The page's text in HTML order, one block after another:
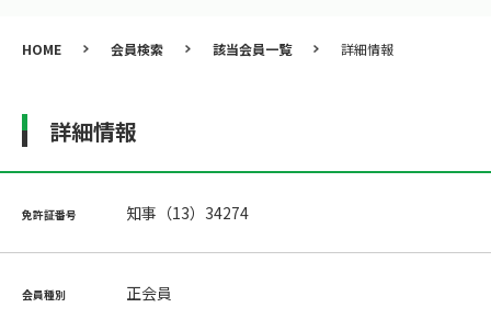
HOME 会員検索 該当会員一覧 詳細情報
詳細情報
免許証番号 知事（13）34274
会員種別 正会員